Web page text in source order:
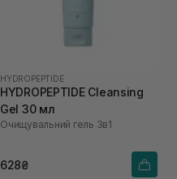
HYDROPEPTIDE
HYDROPEPTIDE Cleansing
Gel 30 мл
Очищувальний гель 3в1
628₴